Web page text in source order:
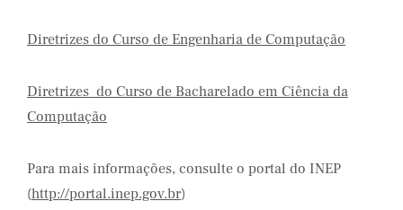
Diretrizes do Curso de Engenharia de Computação
Diretrizes_do Curso de Bacharelado em Ciência da
Computação
Para mais informações, consulte o portal do INEP
(http://portal.inep.gov.br)